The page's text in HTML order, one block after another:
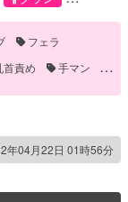
ット
フェラ
首責め
手マン
年04月22日 01時56分